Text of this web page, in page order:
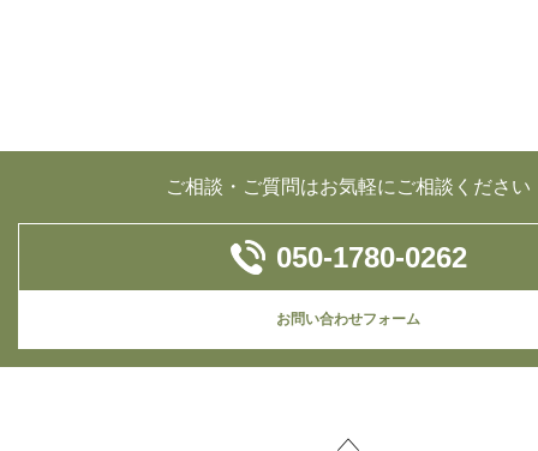
ご相談・ご質問はお気軽にご相談ください
050-1780-0262
お問い合わせフォーム